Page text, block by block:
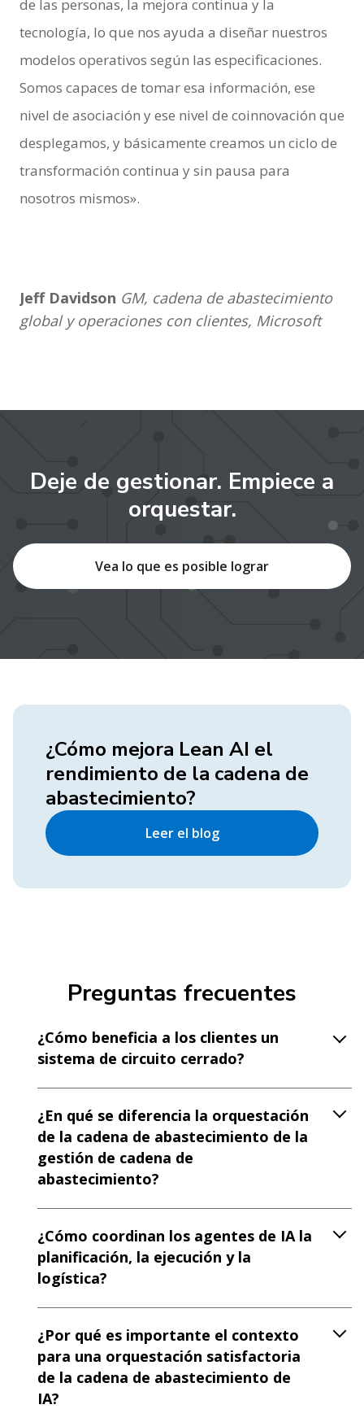
de las personas, la mejora continua y la
tecnología, lo que nos ayuda a diseñar nuestros
modelos operativos según las especificaciones.
Somos capaces de tomar esa información, ese
nivel de asociación y ese nivel de coinnovación que
desplegamos, y básicamente creamos un ciclo de
transformación continua y sin pausa para
nosotros mismos».
Jeff Davidson GM, cadena de abastecimiento
global y operaciones con clientes, Microsoft
Deje de gestionar. Empiece a
orquestar.
Vea lo que es posible lograr
¿Cómo mejora Lean AI el
rendimiento de la cadena de
abastecimiento?
Leer el blog
Preguntas frecuentes
¿Cómo beneficia a los clientes un
sistema de circuito cerrado?
¿En qué se diferencia la orquestación
de la cadena de abastecimiento de la
gestión de cadena de
abastecimiento?
¿Cómo coordinan los agentes de IA la
planificación, la ejecución y la
logística?
¿Por qué es importante el contexto
para una orquestación satisfactoria
de la cadena de abastecimiento de
IA?